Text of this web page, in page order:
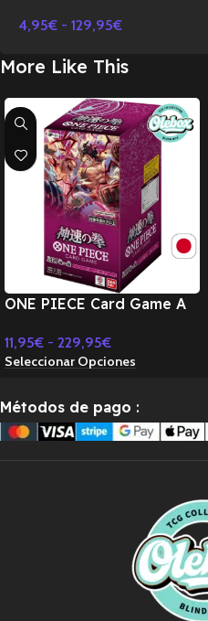
4,95€ - 129,95€
More Like This
ONE PIECE Card Game A
11 Booster BOX TCG-
JAPONES
11,95€ - 229,95€
Seleccionar Opciones
Métodos de pago :